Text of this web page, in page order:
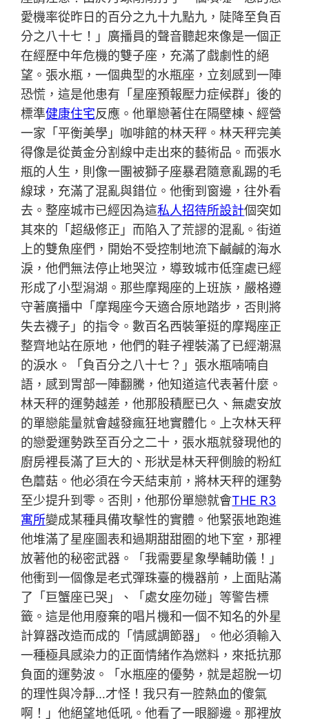
愛機率從昨日的百分之九十九點九，陡降至負百
分之八十七！」廣播員的聲音聽起來像是一個正
在經歷中年危機的雙子座，充滿了戲劇性的絕
望。張水瓶，一個典型的水瓶座，立刻感到一陣
恐慌，這是他患有「星座預報壓力症候群」後的
標準健康住宅反應。他單戀著住在隔壁棟、經營
一家「平衡美學」咖啡館的林天秤。林天秤完美
得像是從黃金分割線中走出來的藝術品。而張水
瓶的人生，則像一團被獅子座暴君隨意亂踢的毛
線球，充滿了混亂與錯位。他衝到窗邊，往外看
去。整座城市已經因為這私人招待所設計個突如
其來的「超級修正」而陷入了荒謬的混亂。街道
上的雙魚座們，開始不受控制地流下鹹鹹的海水
淚，他們無法停止地哭泣，導致城市低窪處已經
形成了小型潟湖。那些摩羯座的上班族，嚴格遵
守著廣播中「摩羯座今天適合原地踏步，否則將
失去襪子」的指令。數百名西裝筆挺的摩羯座正
整齊地站在原地，他們的鞋子裡裝滿了已經潮濕
的淚水。「負百分之八十七？」張水瓶喃喃自
語，感到胃部一陣翻騰，他知道這代表著什麼。
林天秤的運勢越差，他那股積壓已久、無處安放
的單戀能量就會越發瘋狂地實體化。上次林天秤
的戀愛運勢跌至百分之二十，張水瓶就發現他的
廚房裡長滿了巨大的、形狀是林天秤側臉的粉紅
色蘑菇。他必須在今天結束前，將林天秤的運勢
至少提升到零。否則，他那份單戀就會THE R3
寓所變成某種具備攻擊性的實體。他緊張地跑進
他堆滿了星座圖表和過期甜甜圈的地下室，那裡
放著他的秘密武器。「我需要星象學輔助儀！」
他衝到一個像是老式彈珠臺的機器前，上面貼滿
了「巨蟹座已哭」、「處女座勿碰」等警告標
籤。這是他用廢棄的唱片機和一個不知名的外星
計算器改造而成的「情感調節器」。他必須輸入
一種極具感染力的正面情緒作為燃料，來抵抗那
負面的運勢波。「水瓶座的優勢，就是超脫一切
的理性與冷靜…才怪！我只有一腔熱血的傻氣
啊！」他絕望地低吼。他看了一眼腳邊。那裡放